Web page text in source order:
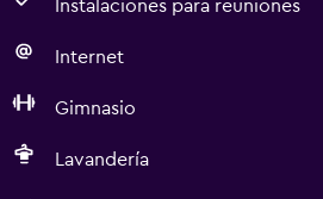
Instalaciones para reuniones
Internet
Gimnasio
Lavandería